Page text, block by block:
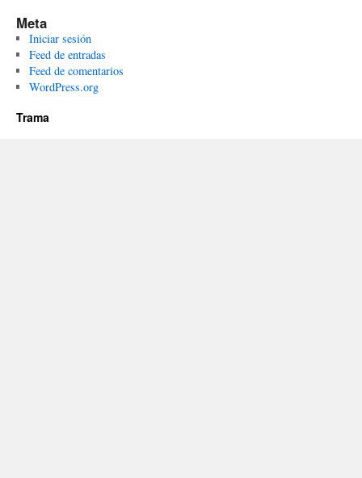
Meta
Iniciar sesión
Feed de entradas
Feed de comentarios
WordPress.org
Trama